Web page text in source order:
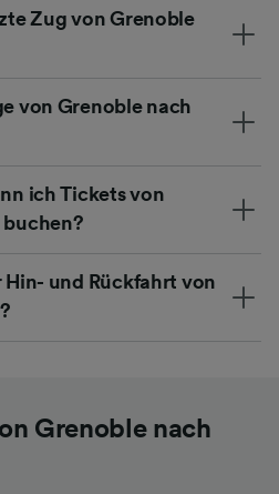
Zug von Grenoble
von Grenoble nach
ich Tickets von
Hin- und Rückfahrt von
Grenoble nach